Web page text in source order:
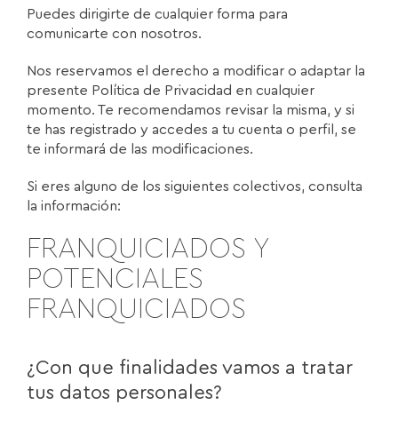
Puedes dirigirte de cualquier forma para
comunicarte con nosotros.
Nos reservamos el derecho a modificar o adaptar la
presente Política de Privacidad en cualquier
momento. Te recomendamos revisar la misma, y si
te has registrado y accedes a tu cuenta o perfil, se
te informará de las modificaciones.
Si eres alguno de los siguientes colectivos, consulta
la información:
FRANQUICIADOS Y
POTENCIALES
FRANQUICIADOS
¿Con que finalidades vamos a tratar
tus datos personales?